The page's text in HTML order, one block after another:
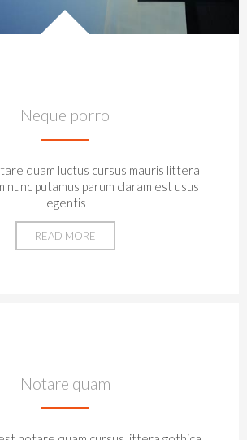
Neque porro
quam luctus cursus mauris littera
nunc putamus parum claram est usus
legentis
READ MORE
Notare quam